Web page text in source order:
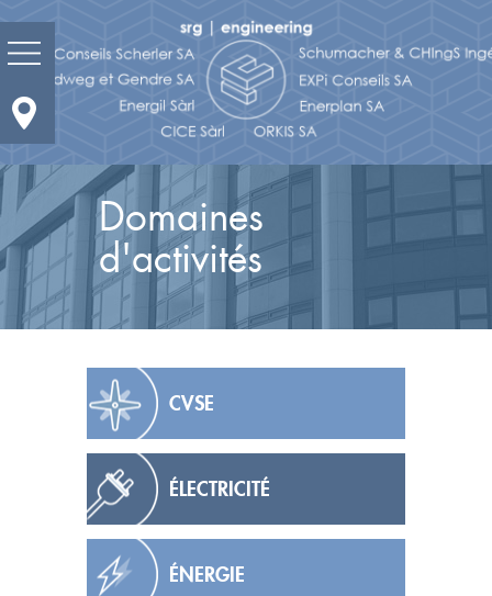
Prestations
Domaines d'activités
Actualité
Portrait
Réalisations
Bureaux et contacts
Carrières
Domaines
d'activités
CVSE
ÉLECTRICITÉ
ÉNERGIE